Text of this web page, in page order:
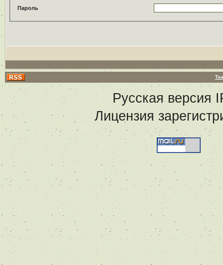
Пароль
Русская версия
Лицензия